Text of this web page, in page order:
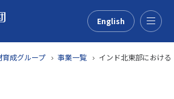
English
成グループ 事業一覧
インド北東部における